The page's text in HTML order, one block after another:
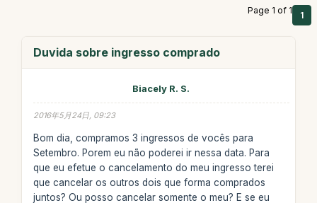
Page 1 of 1 1
Duvida sobre ingresso comprado
Biacely R. S.
2016年5月24日, 09:23
Bom dia, compramos 3 ingressos de vocês para
Setembro. Porem eu não poderei ir nessa data. Para
que eu efetue o cancelamento do meu ingresso terei
que cancelar os outros dois que forma comprados
juntos? Ou posso cancelar somente o meu? E se eu